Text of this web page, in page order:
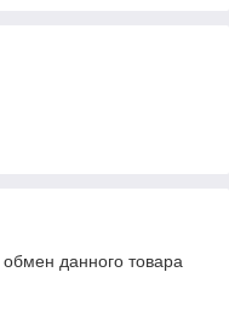
данного товара